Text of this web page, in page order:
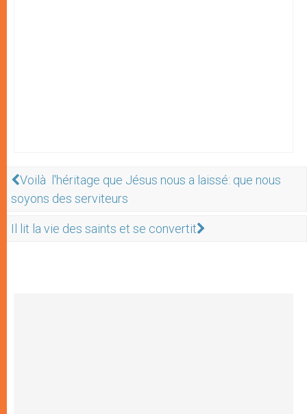
Voilà l'héritage que Jésus nous a laissé: que nous
soyons des serviteurs
Il lit la vie des saints et se convertit